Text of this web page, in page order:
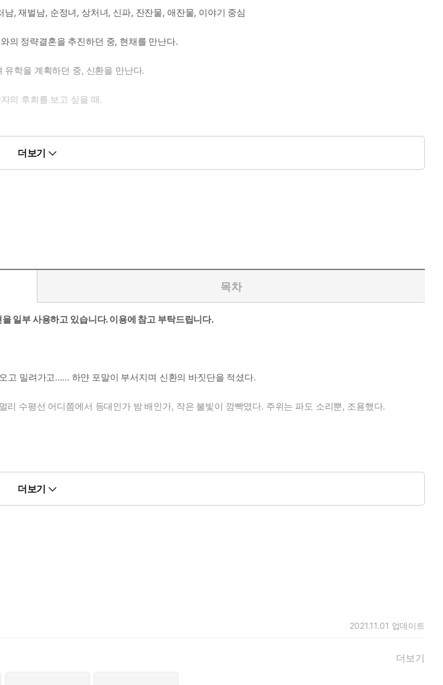
, 재벌남, 순정녀, 상처녀, 신파, 잔잔물, 애잔물, 이야기 중심
의 정략결혼을 추진하던 중, 현채를 만난다.
학을 계획하던 중, 신환을 만난다.
의 후회를 보고 싶을 때.
더보기
목차
일부 사용하고 있습니다. 이용에 참고 부탁드립니다.
고 밀려가고…... 하얀 포말이 부서지며 신환의 바짓단을 적셨다.
수평선 어디쯤에서 등대인가 밤 배인가, 작은 불빛이 깜빡였다. 주위는 파도 소리뿐, 조용했다.
해 줬거든요. 잘해 주지도 다정히 해 주지도 않고, 하룻밤 여자처럼, 꼭 돈으로 산 여자처럼..….”
더보기
2021.11.01 업데이트
더보기